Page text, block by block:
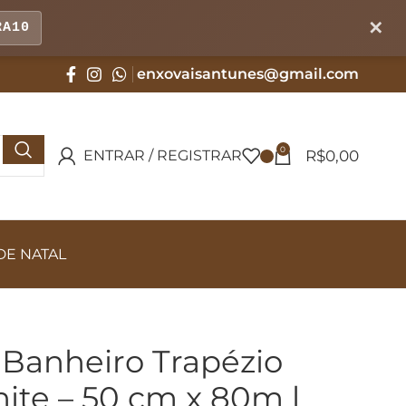
✕
enxovaisantunes@gmail.com
ENTRAR / REGISTRAR 0 R$0,00
NATAL
Trapézio
– 50 cm x 80m l